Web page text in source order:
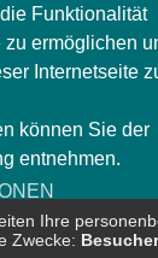
Funktionalität
ermöglichen
Internetseite
können Sie der
entnehmen.
Ihre
Zwecke: